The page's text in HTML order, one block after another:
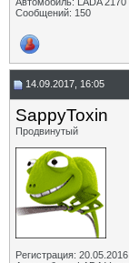
Сообщений: 150
14.09.2017, 16:05
SappyToxin
Продвинутый
Регистрация: 20.05.2016